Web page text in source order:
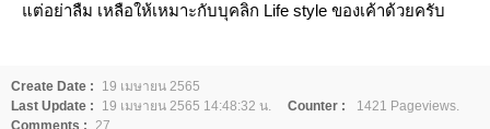
ต่อย่าลืม เหลือให้เหมาะกับบุคลิก Life style ของเค้าด้วยครับ
Create Date :
19 เมษายน 2565
Last Update :
19 เมษายน 2565 14:48:32 น. Counter :
1421 Pageviews.
Comments :
27